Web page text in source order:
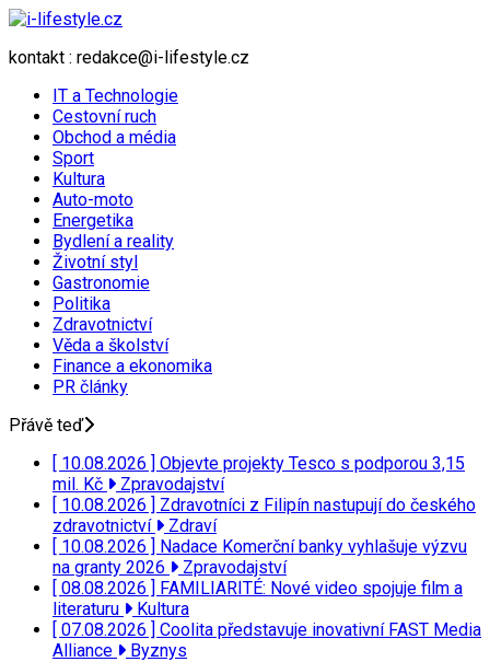
kontakt : redakce@i-lifestyle.cz
IT a Technologie
Cestovní ruch
Obchod a média
Sport
Kultura
Auto-moto
Energetika
Bydlení a reality
Životní styl
Gastronomie
Politika
Zdravotnictví
Věda a školství
Finance a ekonomika
PR články
Přávě teď
[ 10.08.2026 ] Objevte projekty Tesco s podporou 3,15
mil. Kč
Zpravodajství
[ 10.08.2026 ] Zdravotníci z Filipín nastupují do českého
zdravotnictví
Zdraví
[ 10.08.2026 ] Nadace Komerční banky vyhlašuje výzvu
na granty 2026
Zpravodajství
[ 08.08.2026 ] FAMILIARITÉ: Nové video spojuje film a
literaturu
Kultura
[ 07.08.2026 ] Coolita představuje inovativní FAST Media
Alliance
Byznys